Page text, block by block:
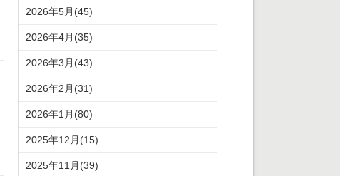
2026年5月(45)
2026年4月(35)
2026年3月(43)
2026年2月(31)
2026年1月(80)
2025年12月(15)
2025年11月(39)